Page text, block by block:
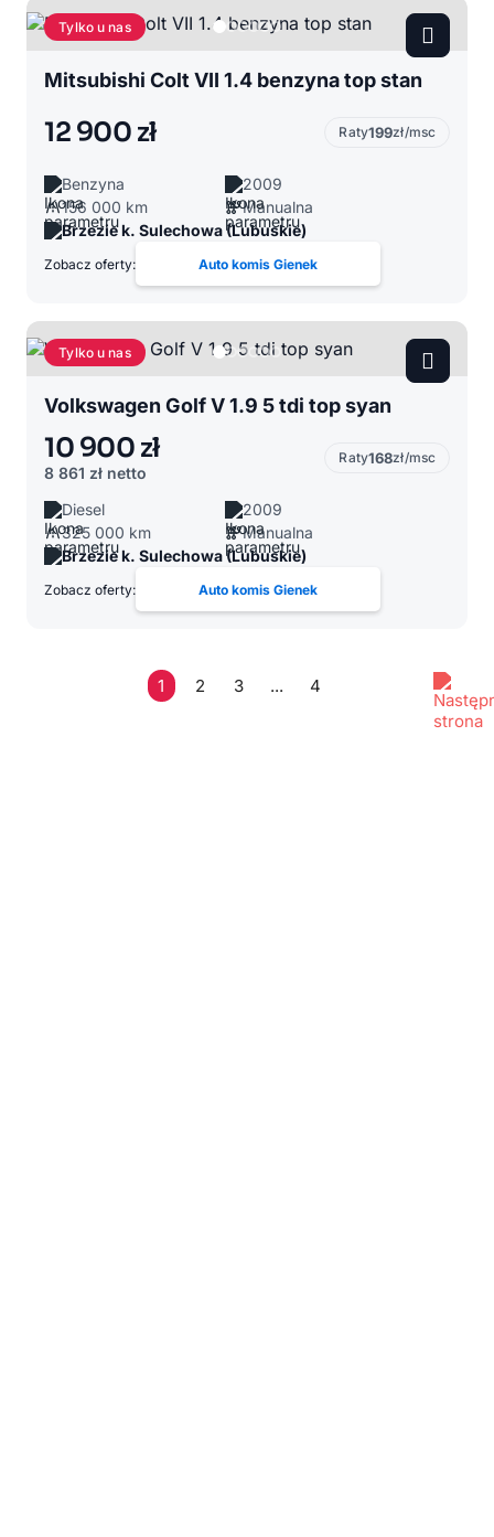
Tylko u nas
Mitsubishi Colt VII 1.4 benzyna top stan
12 900 zł Raty199zł/msc
Benzyna
2009
156 000 km
Manualna
Brzezie k. Sulechowa (Lubuskie)
Zobacz oferty: Auto komis Gienek
Tylko u nas
Volkswagen Golf V 1.9 5 tdi top syan
10 900 zł
8 861 zł netto
Raty168zł/msc
Diesel
2009
325 000 km
Manualna
Brzezie k. Sulechowa (Lubuskie)
Zobacz oferty: Auto komis Gienek
1 2 3 ... 4